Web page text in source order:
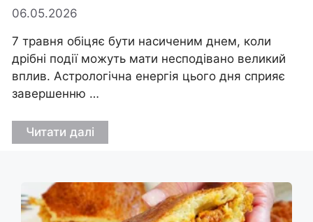
06.05.2026
7 травня обіцяє бути насиченим днем, коли
дрібні події можуть мати несподівано великий
вплив. Астрологічна енергія цього дня сприяє
завершенню …
Читати далі